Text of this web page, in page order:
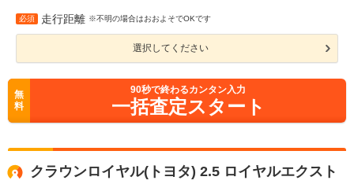
必須 走行距離 ※不明の場合はおおよそでOKです
選択してください
無
料
90秒で終わるカンタン入力
一括査定スタート
クラウンロイヤル(トヨタ) 2.5 ロイヤルエクスト